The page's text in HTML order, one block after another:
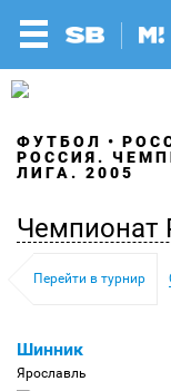
ФУТБОЛ
РОССИЯ.
ЛИГА. 2005
Чемпионат
Перейти в турнир
Шинник
Ярославль